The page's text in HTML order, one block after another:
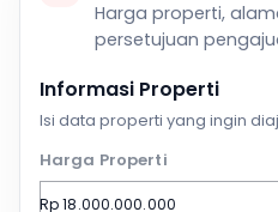
Harga properti,
persetujuan
Informasi Properti
Isi data properti yang ingin
Harga Properti